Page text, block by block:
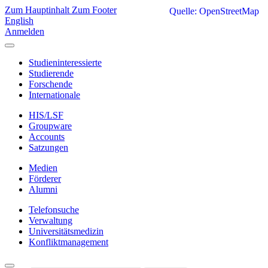
Zum Hauptinhalt Zum Footer
English
Anmelden
Studieninteressierte
Studierende
Forschende
Internationale
HIS/LSF
Groupware
Accounts
Satzungen
Medien
Förderer
Alumni
Telefonsuche
Verwaltung
Universitätsmedizin
Konfliktmanagement
Quelle: OpenStreetMap